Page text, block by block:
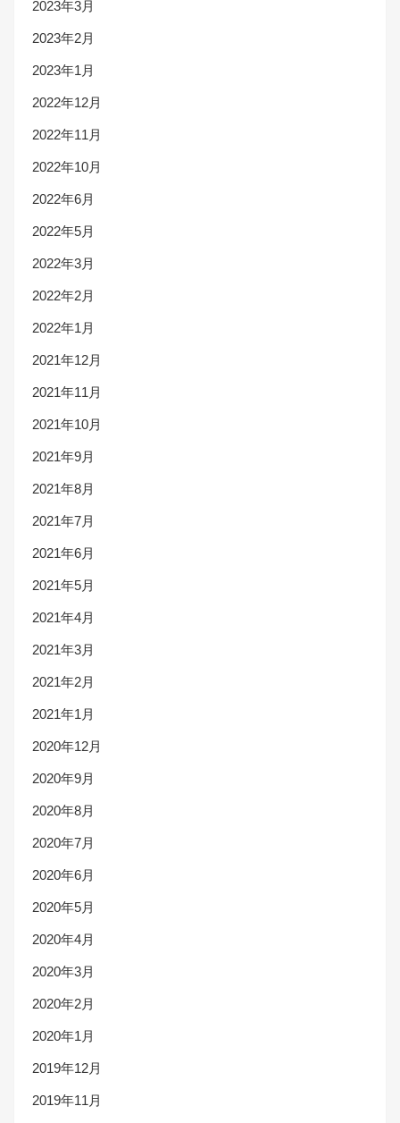
2023年3月
2023年2月
2023年1月
2022年12月
2022年11月
2022年10月
2022年6月
2022年5月
2022年3月
2022年2月
2022年1月
2021年12月
2021年11月
2021年10月
2021年9月
2021年8月
2021年7月
2021年6月
2021年5月
2021年4月
2021年3月
2021年2月
2021年1月
2020年12月
2020年9月
2020年8月
2020年7月
2020年6月
2020年5月
2020年4月
2020年3月
2020年2月
2020年1月
2019年12月
2019年11月